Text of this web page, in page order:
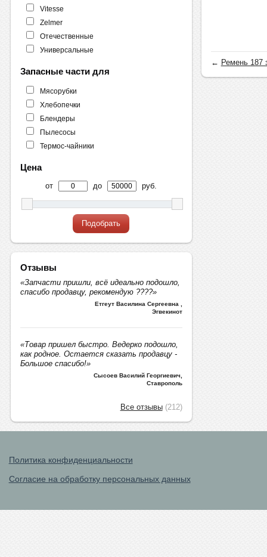
Vitesse
Zelmer
Отечественные
Универсальные
Запасные части для
Мясорубки
Хлебопечки
Блендеры
Пылесосы
Термос-чайники
Цена
от до руб.
Подобрать
Отзывы
«Запчасти пришли, всё идеально подошло,
спасибо продавцу, рекомендую ????»
Етгеут Василина Сергеевна
Эгвекинот
«Товар пришел быстро. Ведерко подошло,
как родное. Остается сказать продавцу -
Большое спасибо!»
Сысоев Василий Георгиевич,
Ставрополь
Все отзывы(212)
← Ремень 187
Политика конфиденциальности
Согласие на обработку персональных данных